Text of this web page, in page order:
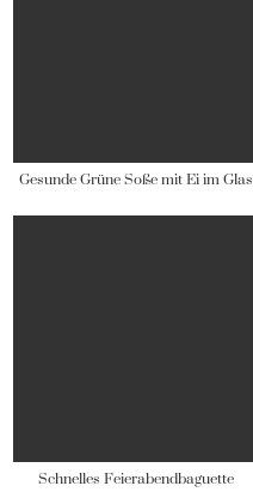
Gesunde Grüne Soße mit Ei im Glas
Schnelles Feierabendbaguette